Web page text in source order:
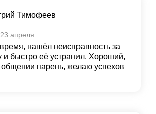
Тимофеев
23 апреля
нашёл неисправность за
и быстро её устранил. Хороший,
парень, желаю успехов